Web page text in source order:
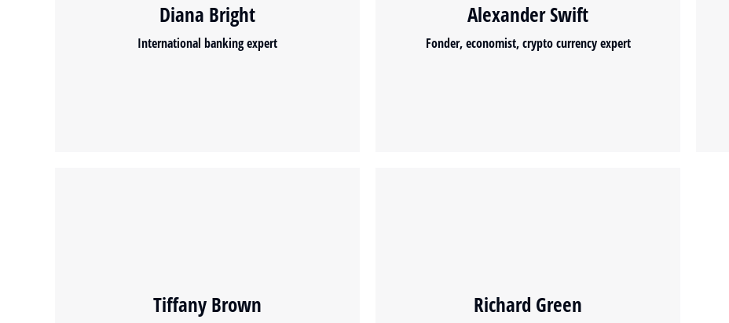
Diana Bright
International banking expert
Alexander Swift
Fonder, economist, crypto currency expert
Tiffany Brown Richard Green